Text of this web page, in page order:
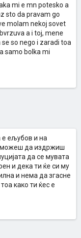
mi e mn potesko a
sto da pravam go
molam nekoj sovet
a i toj, mene
so nego i zaradi toa
samo bolka mi
е ељубов и на
можеш да издржиш
да се мувата
и дека ти ќе си му
и нема да згасне
како ти ќес е